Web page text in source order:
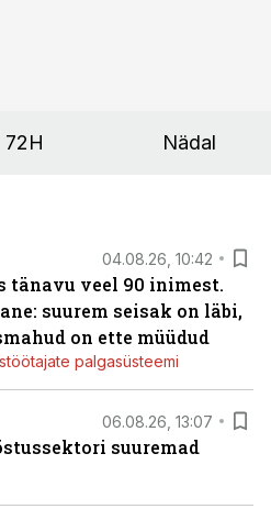
72H Nädal
04.08.26, 10:42
tänavu veel 90 inimest.
suurem seisak on läbi,
on ette müüdud
palgasüsteemi
06.08.26, 13:07
suuremad